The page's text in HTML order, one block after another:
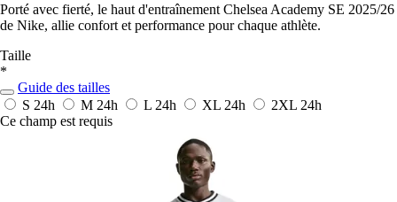
Porté avec fierté, le haut d'entraînement Chelsea Academy SE 2025/26
de Nike, allie confort et performance pour chaque athlète.
Taille
*
Guide des tailles
S 24h M 24h L 24h XL 24h 2XL 24h
Ce champ est requis